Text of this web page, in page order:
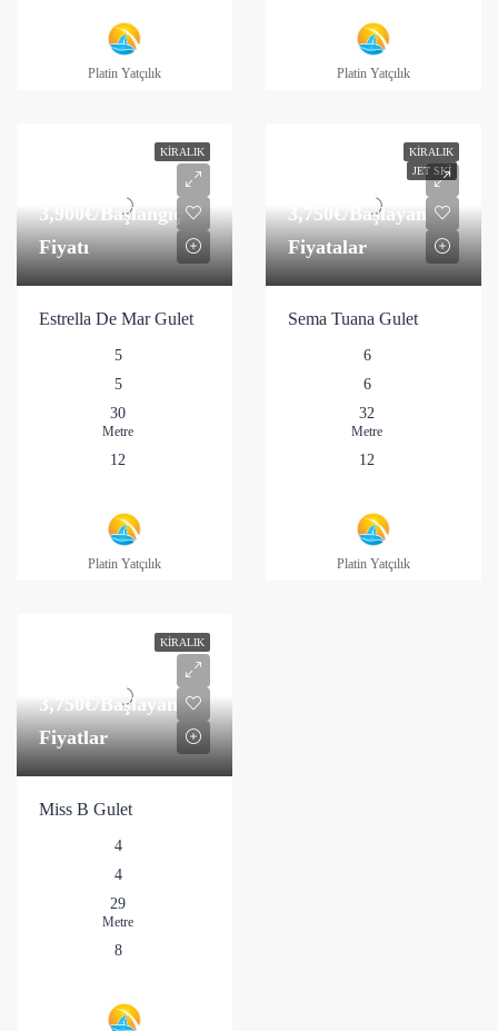
Platin Yatçılık Platin Yatçılık
KIRALIK
3,900€/Başlangıç
Fiyatı
Estrella De Mar Gulet
5
5
30
Metre
12
Platin Yatçılık
KIRALIK
JET SKI
3,750€/Başlayan
Fiyatalar
Sema Tuana Gulet
6
6
32
Metre
12
Platin Yatçılık
KIRALIK
3,750€/Başlayan
Fiyatlar
Miss B Gulet
4
4
29
Metre
8